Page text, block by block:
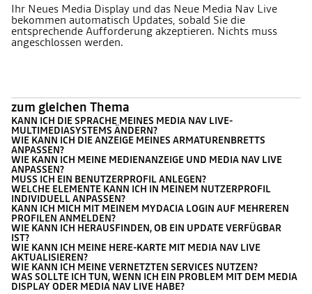
Ihr Neues Media Display und das Neue Media Nav Live
bekommen automatisch Updates, sobald Sie die
entsprechende Aufforderung akzeptieren. Nichts muss
angeschlossen werden.
zum gleichen Thema
KANN ICH DIE SPRACHE MEINES MEDIA NAV LIVE-
MULTIMEDIASYSTEMS ÄNDERN?
WIE KANN ICH DIE ANZEIGE MEINES ARMATURENBRETTS
ANPASSEN?
WIE KANN ICH MEINE MEDIENANZEIGE UND MEDIA NAV LIVE
ANPASSEN?
MUSS ICH EIN BENUTZERPROFIL ANLEGEN?
WELCHE ELEMENTE KANN ICH IN MEINEM NUTZERPROFIL
INDIVIDUELL ANPASSEN?
KANN ICH MICH MIT MEINEM MYDACIA LOGIN AUF MEHREREN
PROFILEN ANMELDEN?
WIE KANN ICH HERAUSFINDEN, OB EIN UPDATE VERFÜGBAR
IST?
WIE KANN ICH MEINE HERE-KARTE MIT MEDIA NAV LIVE
AKTUALISIEREN?
WIE KANN ICH MEINE VERNETZTEN SERVICES NUTZEN?
WAS SOLLTE ICH TUN, WENN ICH EIN PROBLEM MIT DEM MEDIA
DISPLAY ODER MEDIA NAV LIVE HABE?